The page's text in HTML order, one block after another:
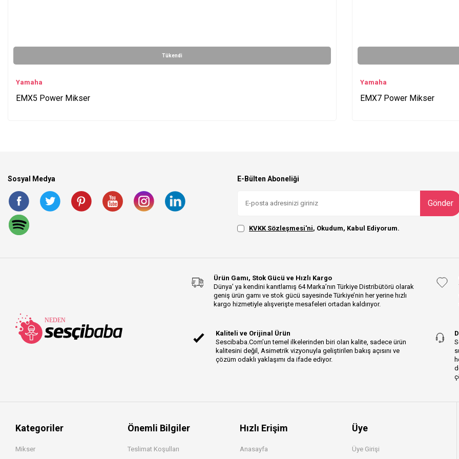
Tükendi
Yamaha
EMX5 Power Mikser
Yamaha
EMX7 Power Mikser
Sosyal Medya E-Bülten Aboneliği
Gönder
KVKK Sözleşmesi'ni, Okudum, Kabul Ediyorum.
Ürün Gamı, Stok Gücü ve Hızlı Kargo
Dünya’ ya kendini kanıtlamış 64 Marka’nın Türkiye Distribütörü olarak
geniş ürün gamı ve stok gücü sayesinde Türkiye’nin her yerine hızlı
kargo hizmetiyle alışverişte mesafeleri ortadan kaldırıyor.
Kaliteli ve Orijinal Ürün
Sescibaba.Com’un temel ilkelerinden biri olan kalite, sadece ürün
kalitesini değil, Asimetrik vizyonuyla geliştirilen bakış açısını ve
çözüm odaklı yaklaşımı da ifade ediyor.
Kategoriler
Mikser
Önemli Bilgiler
Teslimat Koşulları
Hızlı Erişim
Anasayfa
Üye
Üye Girişi